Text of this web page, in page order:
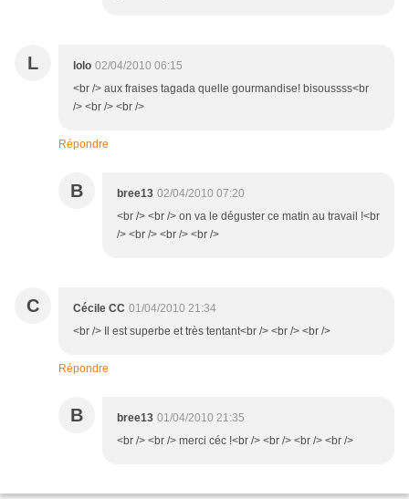
L lolo 02/04/2010 06:15
<br /> aux fraises tagada quelle gourmandise! bisoussss<br
/> <br /> <br />
Répondre
B bree13 02/04/2010 07:20
<br /> <br /> on va le déguster ce matin au travail !<br
/> <br /> <br /> <br />
C Cécile CC 01/04/2010 21:34
<br /> Il est superbe et très tentant<br /> <br /> <br />
Répondre
B bree13 01/04/2010 21:35
<br /> <br /> merci céc !<br /> <br /> <br /> <br />